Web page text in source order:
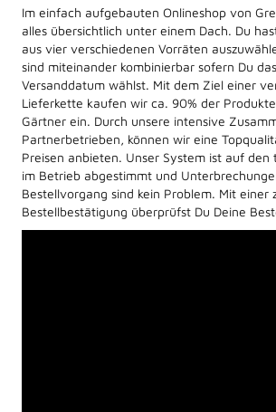
Im einfach aufgebauten Onlineshop von
alles übersichtlich unter einem Dach. Du
aus vier verschiedenen Vorräten
sind miteinander kombinierbar sofern Du
Versanddatum wählst. Mit dem Ziel einer
Lieferkette kaufen wir ca. 90% der
Gärtner ein. Durch unsere intensive
Partnerbetrieben, können wir eine
Preisen anbieten. Unser System ist auf den
im Betrieb abgestimmt und
Bestellvorgang sind kein Problem. Mit einer
Bestellbestätigung überprüfst Du Deine